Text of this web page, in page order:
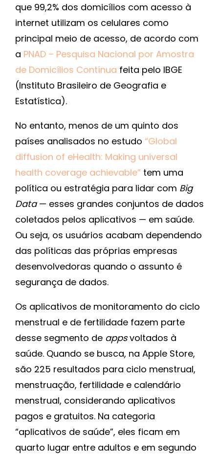
que 99,2% dos domicílios com acesso à
internet utilizam os celulares como
principal meio de acesso, de acordo com
a PNAD – Pesquisa Nacional por Amostra
de Domicílios Contínua feita pelo IBGE
(Instituto Brasileiro de Geografia e
Estatística).
No entanto, menos de um quinto dos
países analisados no estudo “Global
diffusion of eHealth: Making universal
health coverage achievable” tem uma
política ou estratégia para lidar com Big
Data— esses grandes conjuntos de dados
coletados pelos aplicativos — em saúde.
Ou seja, os usuários acabam dependendo
das políticas das próprias empresas
desenvolvedoras quando o assunto é
segurança de dados.
Os aplicativos de monitoramento do ciclo
menstrual e de fertilidade fazem parte
desse segmento de appsvoltados à
saúde. Quando se busca, na Apple Store,
são 225 resultados para ciclo menstrual,
menstruação, fertilidade e calendário
menstrual, considerando aplicativos
pagos e gratuitos. Na categoria
“aplicativos de saúde”, eles ficam em
quarto lugar entre adultos e em segundo